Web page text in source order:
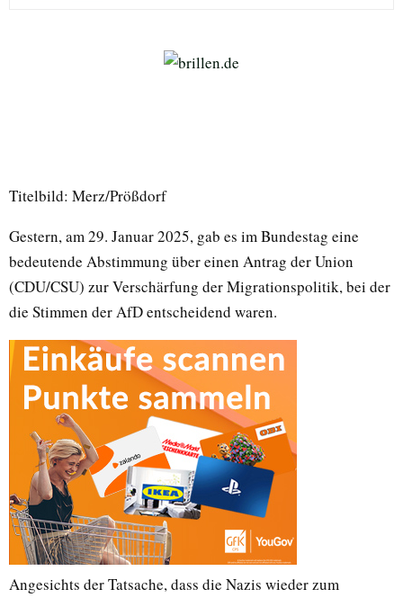
Titelbild: Merz/Prößdorf
Gestern, am 29. Januar 2025, gab es im Bundestag eine
bedeutende Abstimmung über einen Antrag der Union
(CDU/CSU) zur Verschärfung der Migrationspolitik, bei der
die Stimmen der AfD entscheidend waren.
Angesichts der Tatsache, dass die Nazis wieder zum